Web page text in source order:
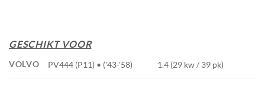
GESCHIKT VOOR
VOLVO PV444 (P11) • ('43-'58) 1.4 (29 kw / 39 pk)